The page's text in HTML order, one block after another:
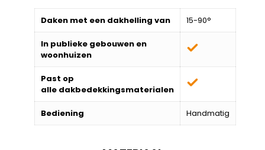
Daken met een dakhelling van 15-90°
In publieke gebouwen en
woonhuizen
Past op
alle dakbedekkingsmaterialen
Bediening Handmatig